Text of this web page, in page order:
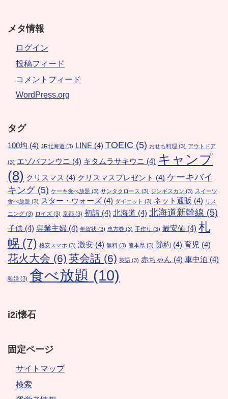
メタ情報
ログイン
投稿フィード
コメントフィード
WordPress.org
タグ
100均 (4) JR北海道 (3) LINE (4) TOEIC (5) おせち料理 (3) アウトドア
(3) エゾバフンウニ (4) キタムラサキウニ (4) キャンプ
(8) クリスマス (4) クリスマスプレゼント (4) ケーキバイ
キング(5) ケーキ食べ放題 (3) サンタクロース (3) ジンギスカン (3) スイーツ
食べ放題 (3) スター・ウォーズ (4) ダイエット (3) ネット通販 (4) リス
ニング (3) ロイズ (3) 京都 (3) 初詣 (4) 北海道 (4) 北海道新幹線 (5)
子供 (4) 専業主婦 (4) 年賀状 (3) 恵方巻 (3) 手作り (3) 最安値 (4) 札
幌 (7) 格安スマホ (3) 激安 (4) 無料 (3) 熊本県 (3) 節約 (4) 育児 (4)
花火大会 (6) 英会話 (6) 英語 (3) 赤ちゃん (4) 車中泊 (4)
離婚 (3) 食べ放題 (10)
i2i懐石
固定ページ
サイトマップ
検索